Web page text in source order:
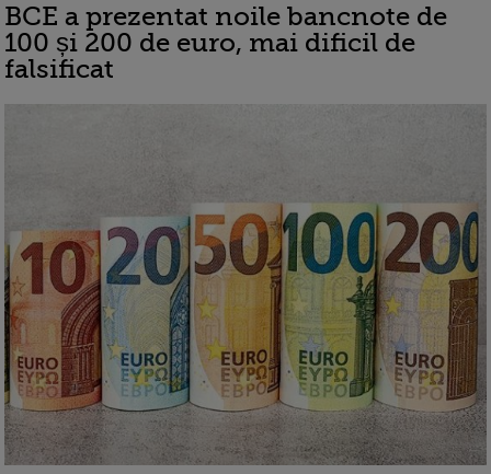
BCE a prezentat noile bancnote de
100 și 200 de euro, mai dificil de
falsificat